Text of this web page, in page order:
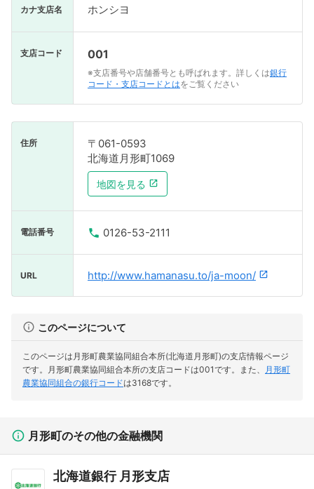
カナ支店名 ホンシヨ
支店コード 001
※支店番号や店舗番号とも呼ばれます。詳しくは銀行
コード・支店コードとはをご覧ください
住所
〒061-0593
北海道月形町1069
地図を見る
電話番号 0126-53-2111
URL http://www.hamanasu.to/ja-moon/
このページについて
このページは月形町農業協同組合本所(北海道月形町)の支店情報ページ
です。
月形町農業協同組合本所の支店コードは001です。 また、
月形町
農業協同組合の銀行コードは3168です。
月形町のその他の金融機関
北海道銀行 月形支店